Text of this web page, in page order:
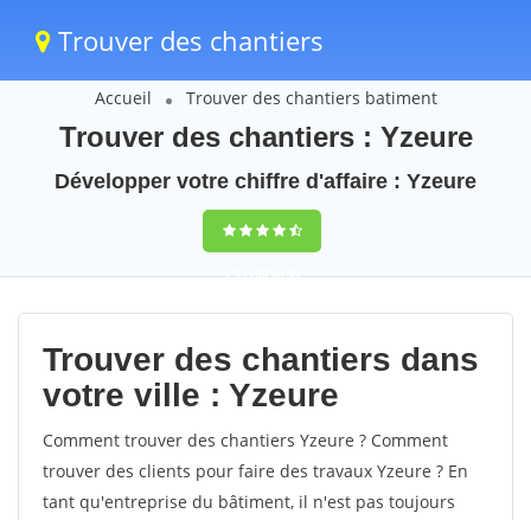
Trouver des chantiers
Accueil Trouver des chantiers batiment
Trouver des chantiers : Yzeure
Développer votre chiffre d'affaire : Yzeure
9,5(100%)39
votes
Trouver des chantiers dans
votre ville : Yzeure
Comment trouver des chantiers Yzeure ? Comment
trouver des clients pour faire des travaux Yzeure ? En
tant qu'entreprise du bâtiment, il n'est pas toujours